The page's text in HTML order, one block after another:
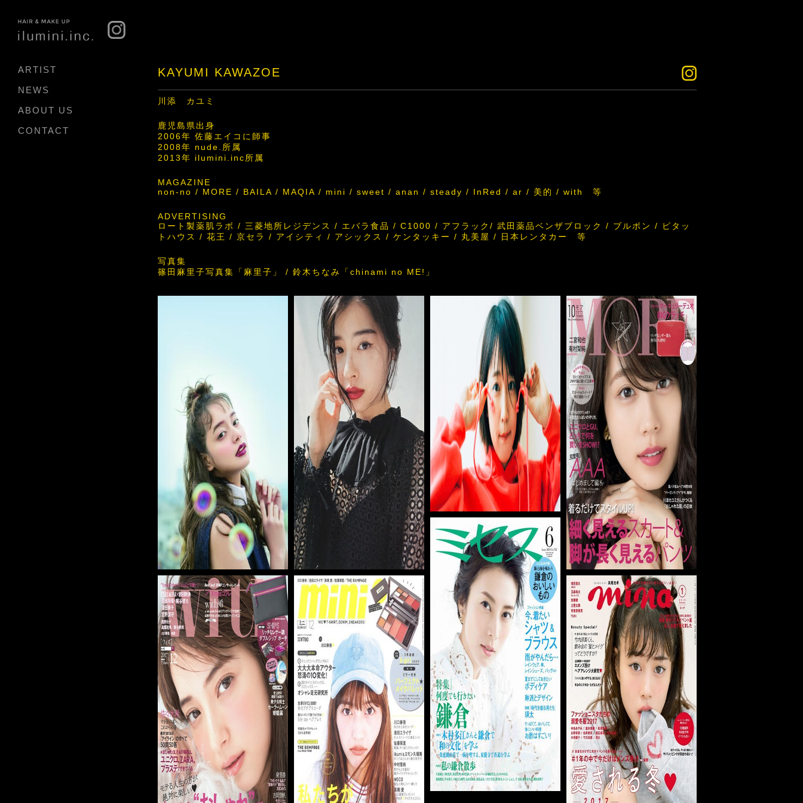
ARTIST
NEWS
ABOUT US
CONTACT
KAYUMI KAWAZOE
川添 カユミ
鹿児島県出身
2006年 佐藤エイコに師事
2008年 nude.所属
2013年 ilumini.inc所属
MAGAZINE
non-no / MORE / BAILA / MAQIA / mini / sweet / anan / steady / InRed / ar / 美的 / with 等
ADVERTISING
ロート製薬肌ラボ / 三菱地所レジデンス / エバラ食品 / C1000 / アフラック/ 武田薬品ベンザブロック / ブルボン / ピタッ
トハウス / 花王 / 京セラ / アイシティ / アシックス / ケンタッキー / 丸美屋 / 日本レンタカー 等
写真集
篠田麻里子写真集「麻里子」 / 鈴木ちなみ「chinami no ME!」